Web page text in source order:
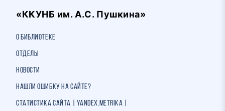
«ККУНБ им. А.С. Пушкина»
О библиотеке
Отделы
Новости
Нашли ошибку на сайте?
Статистика сайта | Yandex.Metrika |